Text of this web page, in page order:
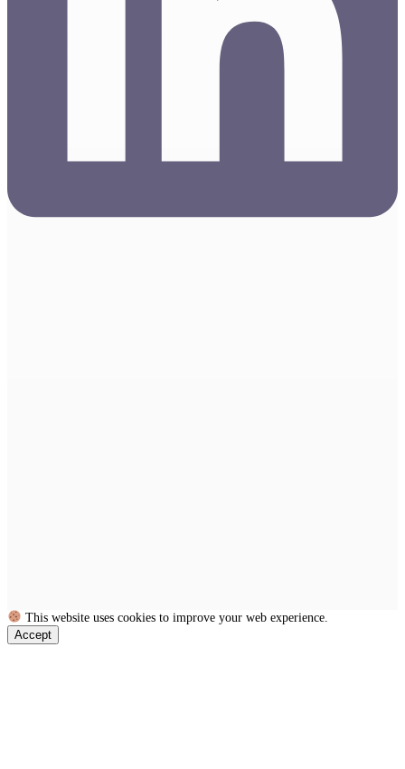
This website uses cookies to improve your web experience.
Accept